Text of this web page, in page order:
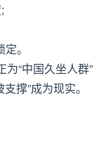
。
“中国久坐人群”
撑”成为现实。